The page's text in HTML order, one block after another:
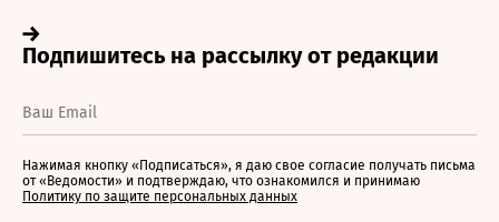
Нажимая кнопку «Подписаться», я даю свое согласие получать письма
от «Ведомости» и подтверждаю, что ознакомился и принимаю
Политику по защите персональных данных